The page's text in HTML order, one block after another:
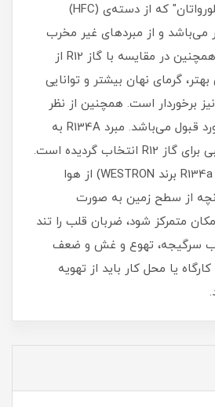
گاز "R134A" یا "تترافلورواتان" که از دسته‌ی (HFC)
می‌باشد و از مبردهای غیر مخرب
لایه اوزون نیز است. همچنین در مقایسه با گاز R12 از
گرمای نهان بیشتر و توانایی
نیز برخوردار است. همچنین از نظر
زیست محیطی هم مورد قبول می‌باشد. مبرد R134A به
عنوان جایگزین مناسبی برای گاز R12 انتخاب گردیده است.
این محصول (گاز R134a 1KG برند WESTRON) از هوا
از سطح زمین به صورت
متمرکز شود، ضربان قلب را تند
سرگیجه، تهوع و غش و ضعف
یا محل کار باید از تهویه